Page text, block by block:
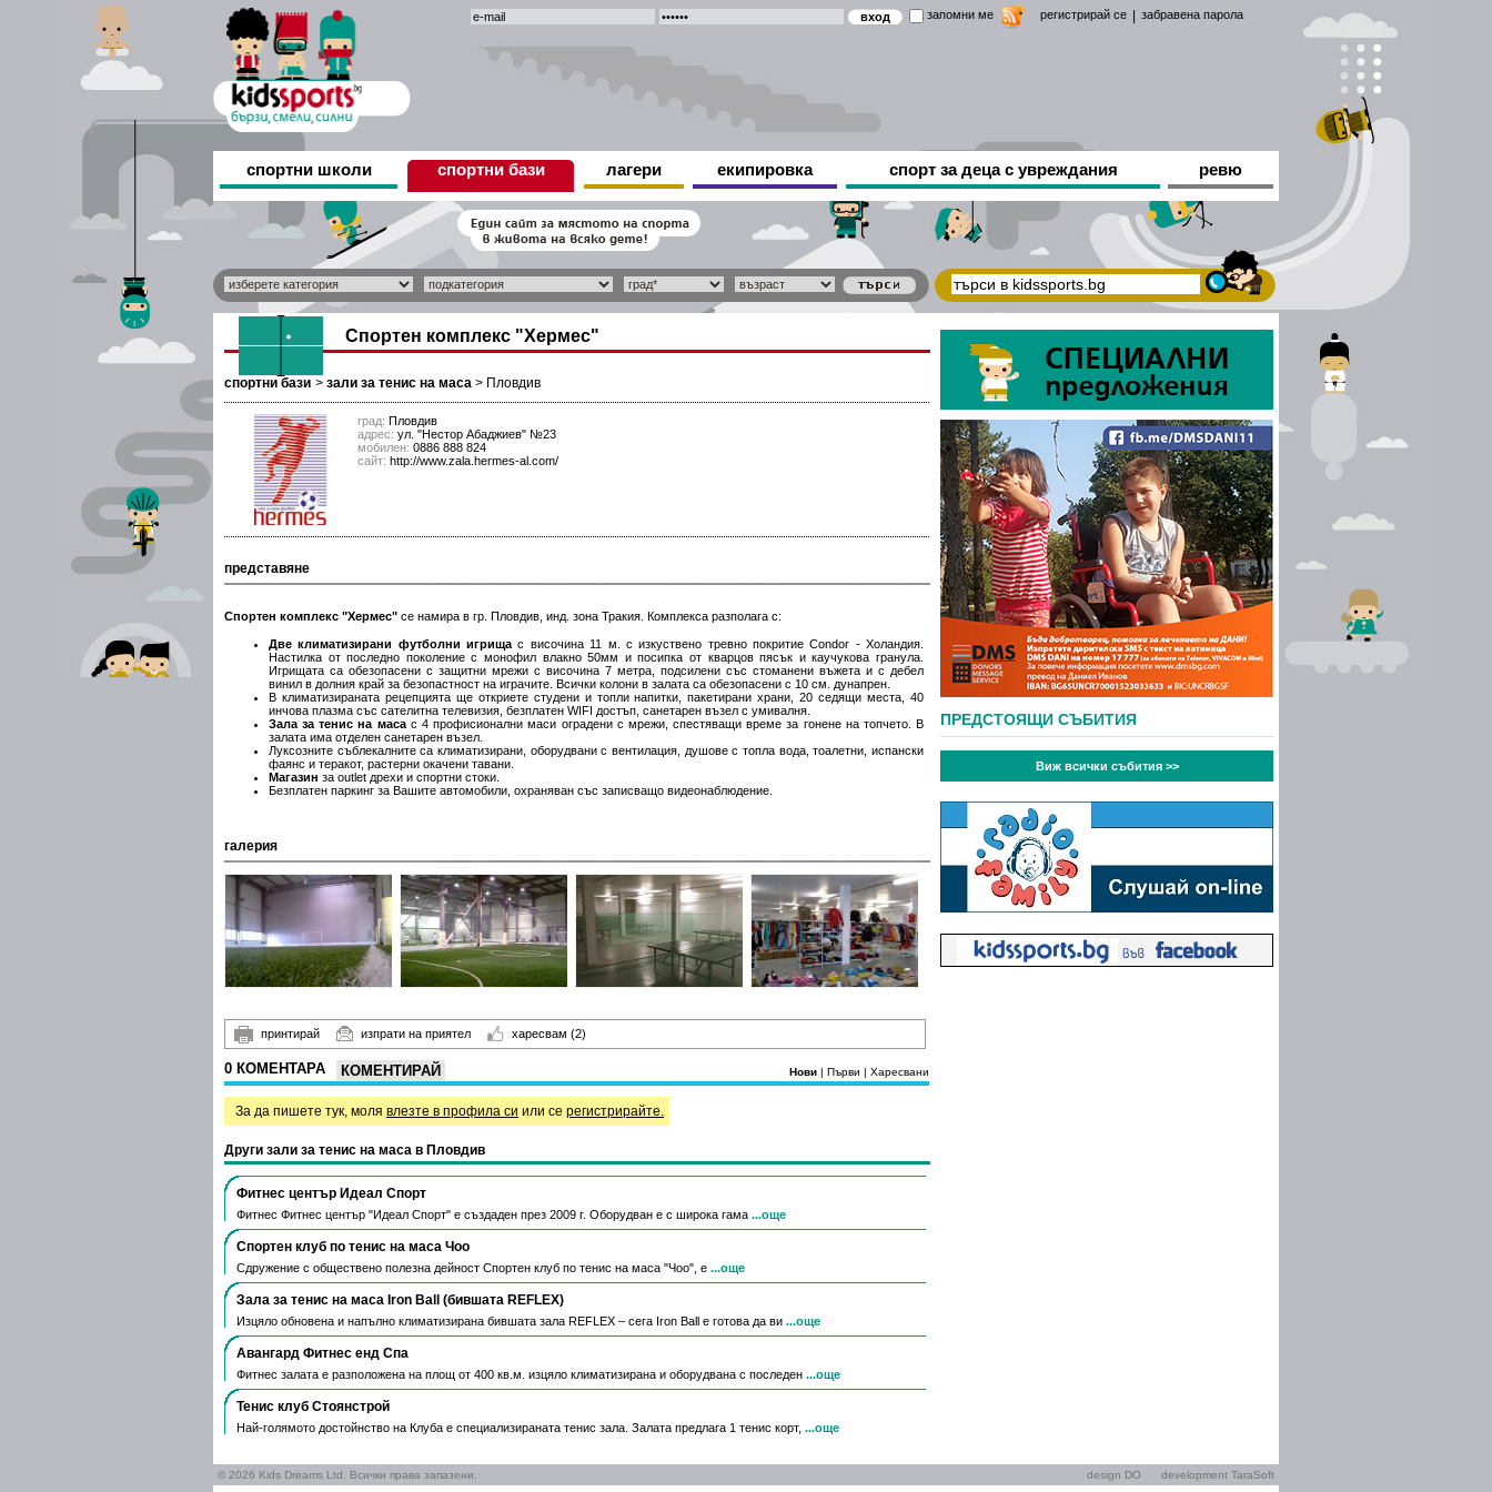
запомни ме регистрирай се забравена парола
спортни школи спортни бази лагери екипировка спорт за деца с увреждания ревю
Спортен комплекс "Хермес"
спортни бази > зали за тенис на маса > Пловдив
град: Пловдив
адрес: ул. "Нестор Абаджиев" №23
мобилен: 0886 888 824
сайт: http://www.zala.hermes-al.com/
представяне
Спортен комплекс "Хермес" се намира в гр. Пловдив, инд. зона Тракия. Комплекса разполага с:
Две климатизирани футболни игрищас височина 11 м. с изкуствено тревно покритие Condor - Холандия.
Настилка от последно поколение с монофил влакно 50мм и посипка от кварцов пясък и каучукова гранула.
Игрищата са обезопасени с защитни мрежи с височина 7 метра, подсилени със стоманени въжета и с дебел
винил в долния край за безопастност на играчите. Всички колони в залата са обезопасени с 10 см. дунапрен.
В климатизираната рецепцията ще откриете студени и топли напитки, пакетирани храни, 20 седящи места, 40
инчова плазма със сателитна телевизия, безплатен WIFI достъп, санетарен възел с умивалня.
Зала за тенис на масас 4 профисионални маси оградени с мрежи, спестяващи време за гонене на топчето. В
залата има отделен санетарен възел.
Луксозните съблекалните са климатизирани, оборудвани с вентилация, душове с топла вода, тоалетни, испански
фаянс и теракот, растерни окачени тавани.
Магазин за outlet дрехи и спортни стоки.
Безплатен паркинг за Вашите автомобили, охраняван със записващо видеонаблюдение.
галерия
принтирай изпрати на приятел харесвам (2)
0 КОМЕНТАРА КОМЕНТИРАЙ Нови | Първи | Харесвани
За да пишете тук, моля влезте в профила си или се регистрирайте.
Други зали за тенис на маса в Пловдив
Фитнес център Идеал Спорт
Фитнес Фитнес център "Идеал Спорт" е създаден през 2009 г. Оборудван е с широка гама ...още
Спортен клуб по тенис на маса Чоо
Сдружение с обществено полезна дейност Спортен клуб по тенис на маса "Чоо", е ...още
Зала за тенис на маса Iron Ball (бившата REFLEX)
Изцяло обновена и напълно климатизирана бившата зала REFLEX – сега Iron Ball е готова да ви ...още
Авангард Фитнес енд Спа
Фитнес залата е разположена на площ от 400 кв.м. изцяло климатизирана и оборудвана с последен ...още
Тенис клуб Стоянстрой
Най-голямото достойнство на Клуба е специализираната тенис зала. Залата предлага 1 тенис корт, ...още
ПРЕДСТОЯЩИ СЪБИТИЯ
Виж всички събития >>
© 2026 Kids Dreams Ltd. Всички права запазени. design DO development TaraSoft